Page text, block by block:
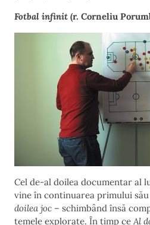
Fotbal infinit (r. Corneliu
Cel de-al doilea documentar al
vine în continuarea primului
doilea joc – schimbând însă
temele explorate. În timp ce Al